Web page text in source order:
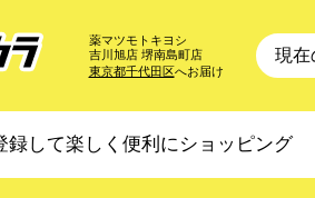
薬マツモトキヨシ
吉川旭店 堺南島町店
東京都千代田区へお届け
録して楽しく便利にショッピング